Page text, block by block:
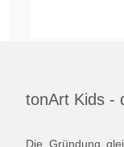
tonArt Kids -
Die Gründung